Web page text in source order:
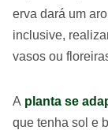
erva dará um
inclusive,
vasos ou
A planta se
que tenha sol e